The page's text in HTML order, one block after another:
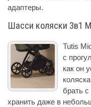
адаптеры.
Шасси коляски 3в1
Tutis
с
как он
брать
хранить даже в